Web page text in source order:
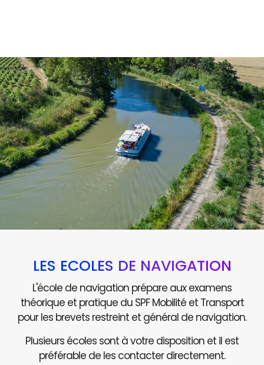
LES ÉCOLES DE NAVIGATION
L'école de navigation prépare aux examens
théorique et pratique du SPF Mobilité et Transport
pour les brevets restreint et général de navigation.
Plusieurs écoles sont à votre disposition et il est
préférable de les contacter directement.